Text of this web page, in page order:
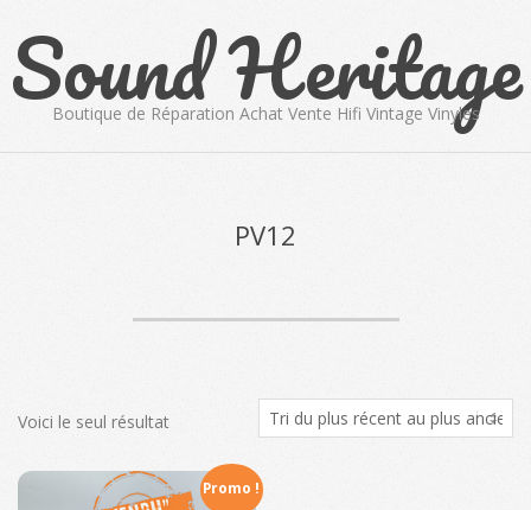
content
Sound Heritage
Boutique de Réparation Achat Vente Hifi Vintage Vinyles
PV12
Voici le seul résultat
Promo !